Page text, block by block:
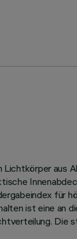
aus
ist eine an
Die